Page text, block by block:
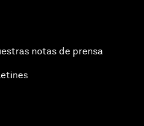
notas de prensa